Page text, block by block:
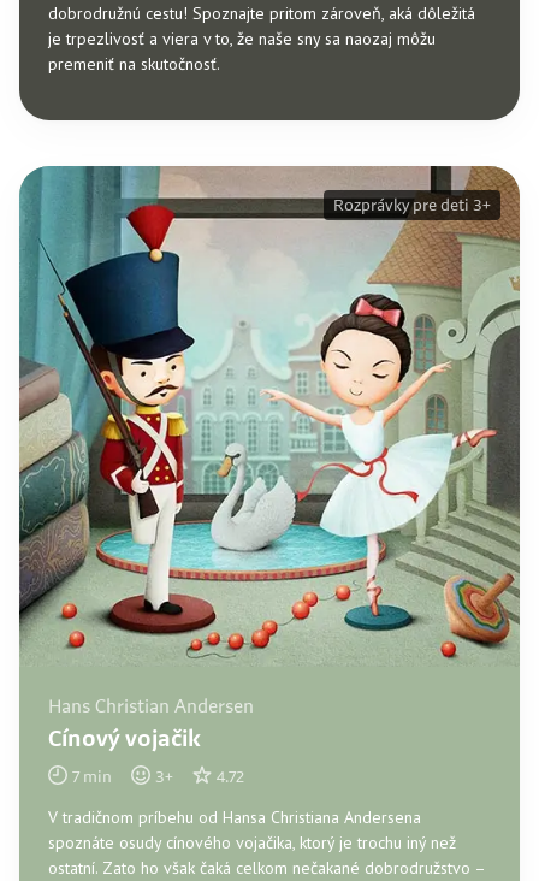
dobrodružnú cestu! Spoznajte pritom zároveň, aká dôležitá
je trpezlivosť a viera v to, že naše sny sa naozaj môžu
premeniť na skutočnosť.
Hans Christian Andersen
Cínový vojačik
7 min 3+ 4.72
V tradičnom príbehu od Hansa Christiana Andersena
spoznáte osudy cínového vojačika, ktorý je trochu iný než
ostatní. Zato ho však čaká celkom nečakané dobrodružstvo –
Rozprávky pre deti 3+